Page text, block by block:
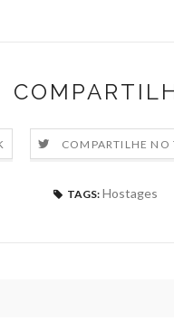
COMPARTILHE NO
TAGS: Hostages